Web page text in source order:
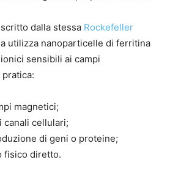
dalla stessa Rockefeller
utilizza nanoparticelle di ferritina
sensibili ai campi
magnetici;
canali cellulari;
di geni o proteine;
fisico diretto.